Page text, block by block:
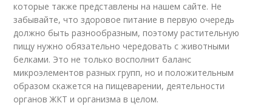
которые также представлены на нашем сайте. Не
забывайте, что здоровое питание в первую очередь
должно быть разнообразным, поэтому растительную
пищу нужно обязательно чередовать с животными
белками. Это не только восполнит баланс
микроэлементов разных групп, но и положительным
образом скажется на пищеварении, деятельности
органов ЖКТ и организма в целом.